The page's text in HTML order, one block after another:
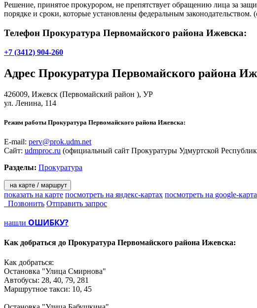
Решение, принятое прокурором, не препятствует обращению лица за
порядке и сроки, которые установлены федеральным
Телефон Прокуратура Первомайского района Ижевска:
+7 (3412) 904-260
Адрес Прокуратура Первомайского района
426009, Ижевск (Первомайский район ), УР
ул. Ленина, 114
Режим работы Прокуратура Первомайского района Ижевска:
E-mail: perv@prok.udm.net
Сайт: udmproc.ru (официальный сайт Прокуратуры Удмуртской
Разделы: Прокуратура
на карте / маршрут
показать на карте посмотреть на яндекс-картах посмотреть на google-
Позвонить Отправить запрос
нашли ОШИБКУ?
Как добраться до Прокуратура Первомайского района Ижевска:
Как добраться:
Остановка "Улица Смирнова"
Автобусы: 28, 40, 79, 281
Маршрутное такси: 10, 45